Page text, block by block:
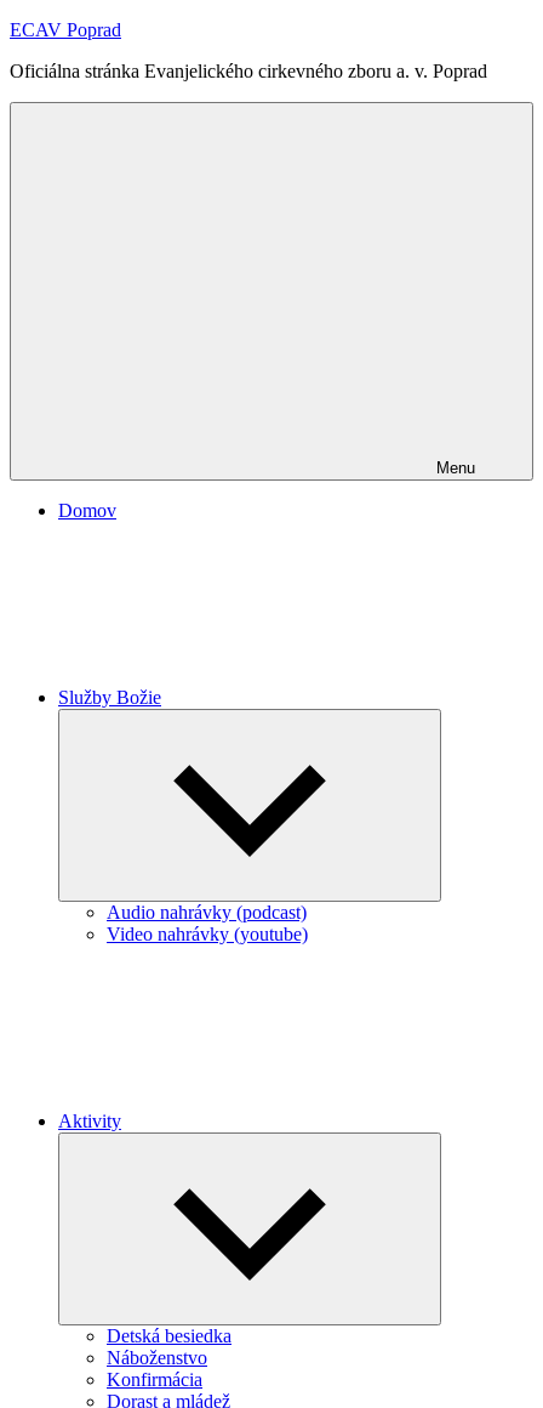
Skip
content
ECAV Poprad
Oficiálna stránka Evanjelického cirkevného zboru a. v. Poprad
Menu
Domov
Služby Božie
Audio nahrávky (podcast)
Video nahrávky (youtube)
Aktivity
Detská besiedka
Náboženstvo
Konfirmácia
Dorast a mládež